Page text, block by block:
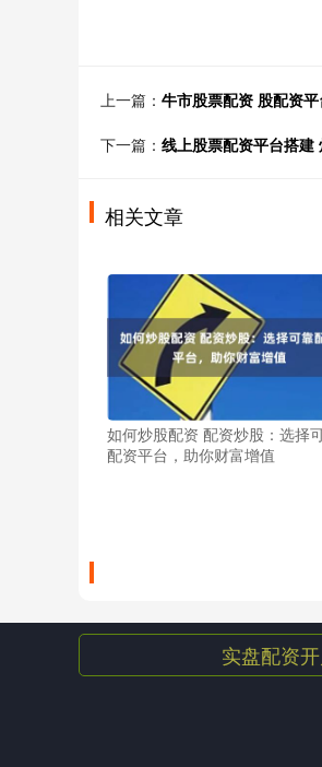
上一篇： 牛市股票配资 股配资
下一篇： 线上股票配资平台搭建
相关文章
如何炒股配资 配资炒股：选择
配资平台，助你财富增值
实盘配资